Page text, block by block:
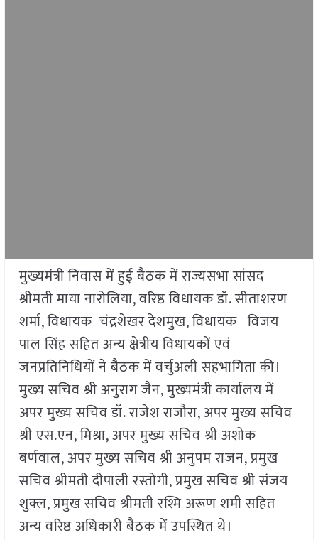
मुख्यमंत्री निवास में हुई बैठक में राज्यसभा सांसद
श्रीमती माया नारोलिया, वरिष्ठ विधायक डॉ. सीताशरण
शर्मा, विधायक चंद्रशेखर देशमुख, विधायक विजय
पाल सिंह सहित अन्य क्षेत्रीय विधायकों एवं
जनप्रतिनिधियों ने बैठक में वर्चुअली सहभागिता की।
मुख्य सचिव श्री अनुराग जैन, मुख्यमंत्री कार्यालय में
अपर मुख्य सचिव डॉ. राजेश राजौरा, अपर मुख्य सचिव
श्री एस.एन, मिश्रा, अपर मुख्य सचिव श्री अशोक
बर्णवाल, अपर मुख्य सचिव श्री अनुपम राजन, प्रमुख
सचिव श्रीमती दीपाली रस्तोगी, प्रमुख सचिव श्री संजय
शुक्ल, प्रमुख सचिव श्रीमती रश्मि अरूण शमी सहित
अन्य वरिष्ठ अधिकारी बैठक में उपस्थित थे।